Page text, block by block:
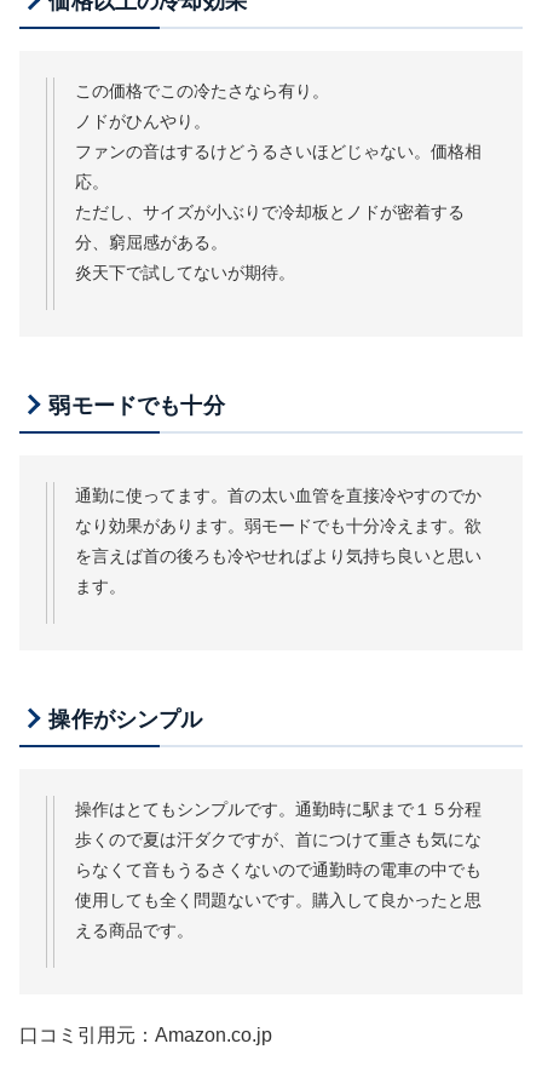
この価格でこの冷たさなら有り。
ノドがひんやり。
ファンの音はするけどうるさいほどじゃない。価格相
応。
ただし、サイズが小ぶりで冷却板とノドが密着する
分、窮屈感がある。
炎天下で試してないが期待。
弱モードでも十分
通勤に使ってます。首の太い血管を直接冷やすのでか
なり効果があります。弱モードでも十分冷えます。欲
を言えば首の後ろも冷やせればより気持ち良いと思い
ます。
操作がシンプル
操作はとてもシンプルです。通勤時に駅まで１５分程
歩くので夏は汗ダクですが、首につけて重さも気にな
らなくて音もうるさくないので通勤時の電車の中でも
使用しても全く問題ないです。購入して良かったと思
える商品です。
口コミ引用元：Amazon.co.jp